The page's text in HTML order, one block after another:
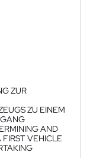
ZUR
ZU EINEM
AND
FIRST VEHICLE